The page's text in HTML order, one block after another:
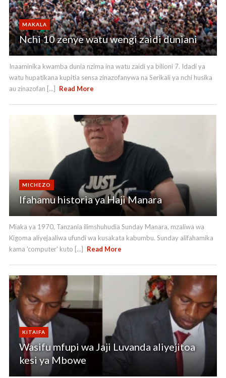
MAKALA
Nchi 10 zenye watu wengi zaidi duniani
Inaaminika kwamba dunia nzima ina watu zaidi ya bilioni 7. Idadi ya
watu hupatikana kupitia sensa zinazofanywa na Serikali ya nchi husika
au zinazofan [...]
Read More
MICHEZO
Ifahamu historia ya Haji Manara
Miaka ya 1970, Tanzania ilimshuhudia Sunday Manara, mzaliwa wa
Kigoma aliyejaaliwa ufundi wa kusakata kabumbu. Sunday alifahamika
kama 'computer' kuto [...]
Read More
KITAIFA
Wasifu mfupi wa Jaji Luvanda aliyejitoa
kesi ya Mbowe